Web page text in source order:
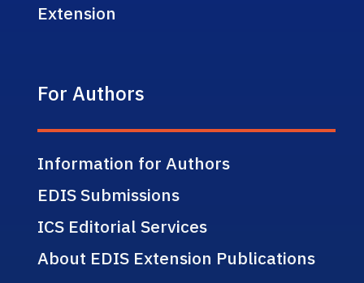
Extension
For Authors
Information for Authors
EDIS Submissions
ICS Editorial Services
About EDIS Extension Publications